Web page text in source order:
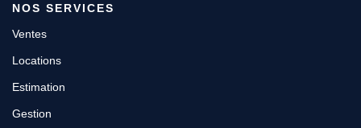
NOS SERVICES
Ventes
Locations
Estimation
Gestion